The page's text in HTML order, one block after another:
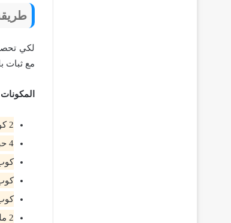
لكي
مع ثبات
المكونات
2 كوب دقيق
4 حبات بيض
2 ملعقة صغيرة بيكنج بودر